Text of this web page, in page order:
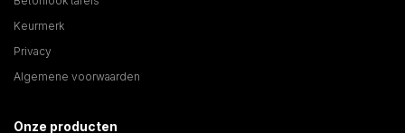
Keurmerk
Privacy
Algemene voorwaarden
Onze producten